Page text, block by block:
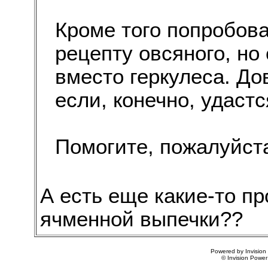
Кроме того
рецепту овсяного,
вместо геркулеса.
если, конечно,
Помогите,
А есть еще какие-то
ячменной выпечки??
Powered by Invision
© Invision Power